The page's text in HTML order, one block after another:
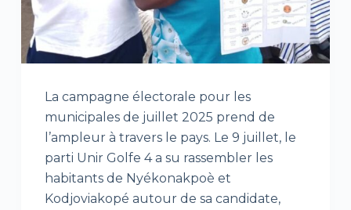
La campagne électorale pour les
municipales de juillet 2025 prend de
l’ampleur à travers le pays. Le 9 juillet, le
parti Unir Golfe 4 a su rassembler les
habitants de Nyékonakpoè et
Kodjoviakopé autour de sa candidate,